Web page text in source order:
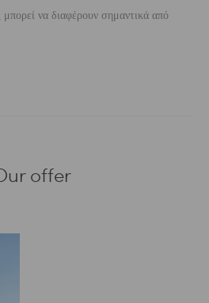
να διαφέρουν σημαντικά από
offer